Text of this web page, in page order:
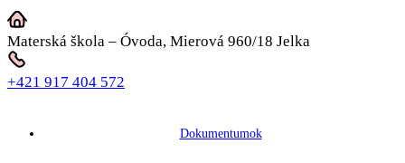
Materská škola – Óvoda, Mierová 960/18 Jelka
+421 917 404 572
Dokumentumok